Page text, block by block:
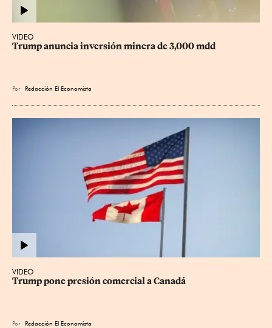
VIDEO
Trump anuncia inversión minera de 3,000 mdd
Por Redacción El Economista
VIDEO
Trump pone presión comercial a Canadá
Por Redacción El Economista